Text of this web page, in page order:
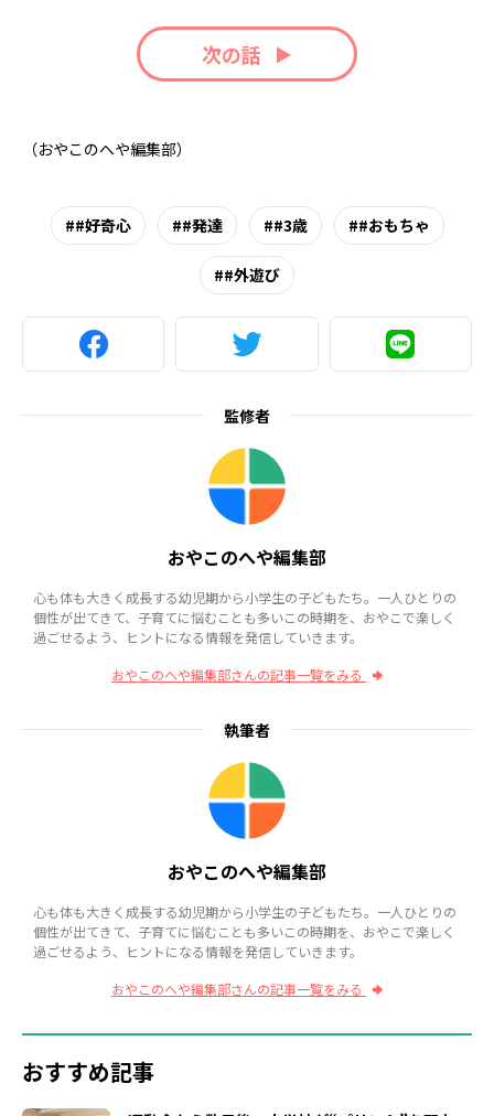
次の話
（おやこのへや編集部）
#好奇心 #発達 #3歳 #おもちゃ
#外遊び
監修者
おやこのへや編集部
心も体も大きく成長する幼児期から小学生の子どもたち。一人ひとりの
個性が出てきて、子育てに悩むことも多いこの時期を、おやこで楽しく
過ごせるよう、ヒントになる情報を発信していきます。
おやこのへや編集部さんの記事一覧をみる
執筆者
おやこのへや編集部
心も体も大きく成長する幼児期から小学生の子どもたち。一人ひとりの
個性が出てきて、子育てに悩むことも多いこの時期を、おやこで楽しく
過ごせるよう、ヒントになる情報を発信していきます。
おやこのへや編集部さんの記事一覧をみる
おすすめ記事